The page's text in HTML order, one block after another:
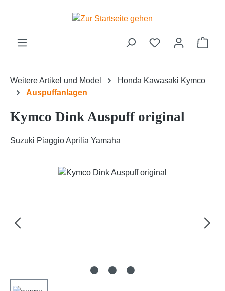
Zum Hauptinhalt springen
Weitere Artikel und Model
Honda Kawasaki Kymco
Auspuffanlagen
Kymco Dink Auspuff original
Suzuki Piaggio Aprilia Yamaha
Bildergalerie überspringen